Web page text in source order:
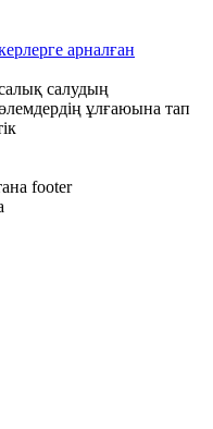
арналған
салудың
ұлғаюына тап